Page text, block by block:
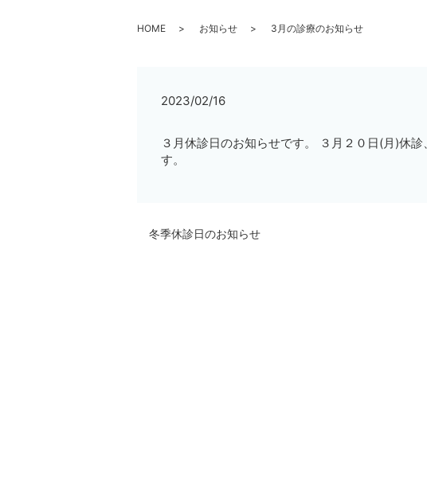
HOME お知らせ 3月の診療のお知らせ
2023/02/16
３月休診日のお知らせです。 ３月２０日(月)休
す。
冬季休診日のお知らせ